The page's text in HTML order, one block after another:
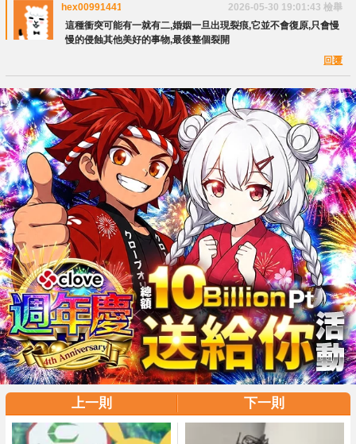
hex00991441 2026-05-30 19:01:43 檢舉
這種衝突可能有一就有二,婚姻一旦出現裂痕,它並不會復原,只會慢
慢的侵蝕其他美好的事物,最後整個裂開
回覆
上一則 下一則